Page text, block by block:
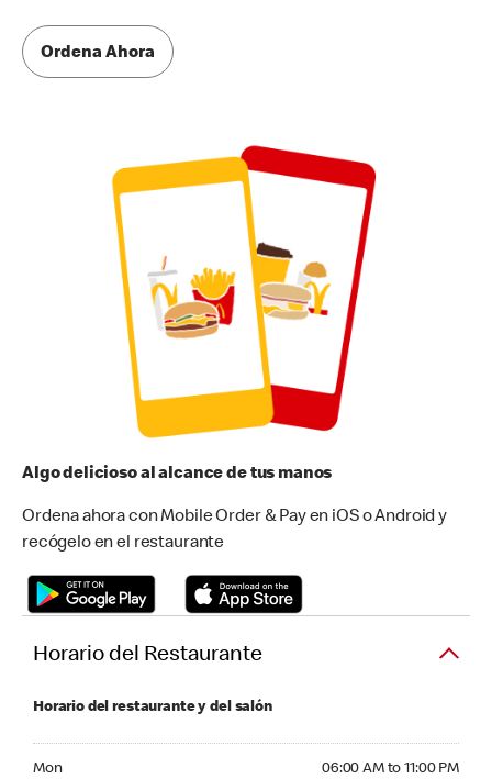
Ordena Ahora
Algo delicioso al alcance de tus manos
Ordena ahora con Mobile Order & Pay en iOS o Android y
recógelo en el restaurante
Horario del Restaurante
Horario del restaurante y del salón
Mon 06:00 AM to 11:00 PM